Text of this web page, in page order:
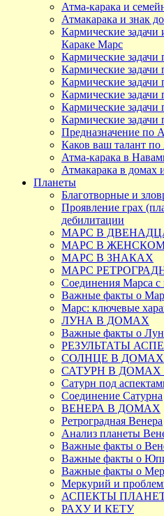
Атма-карака и
Атмакарака и знак
Кармические задачи
Караке Марс
Кармические
Кармические
Кармические
Кармические
Кармические
Кармические
Предназначение по
Каков ваш талант по
Атма-карака в
Атмакарака в
Планеты
Благотворные и
Проявление грах
дебилитации
МАРС В
МАРС В
МАРС В ЗНАКАХ
МАРС
Соединения Марса с
Важные факты о
Марс: ключевые
ЛУНА В ДОМАХ
Важные факты о
РЕЗУЛЬТАТЫ
СОЛНЦЕ В ДОМАХ
САТУРН В ДОМАХ
Сатурн под
Соединение Сатурна
ВЕНЕРА В ДОМАХ
Ретроградная Венера
Анализ планеты
Важные факты о
Важные факты о
Важные факты о
Меркурий и
АСПЕКТЫ
РАХУ И КЕТУ